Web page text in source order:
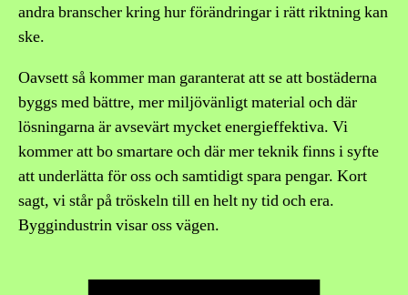
andra branscher kring hur förändringar i rätt riktning kan
ske.
Oavsett så kommer man garanterat att se att bostäderna
byggs med bättre, mer miljövänligt material och där
lösningarna är avsevärt mycket energieffektiva. Vi
kommer att bo smartare och där mer teknik finns i syfte
att underlätta för oss och samtidigt spara pengar. Kort
sagt, vi står på tröskeln till en helt ny tid och era.
Byggindustrin visar oss vägen.